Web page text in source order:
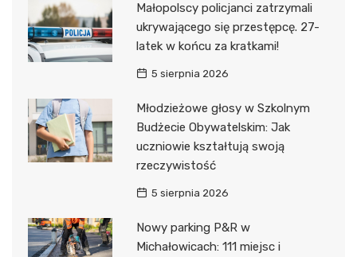
Małopolscy policjanci zatrzymali
ukrywającego się przestępcę. 27-
latek w końcu za kratkami!
5 sierpnia 2026
Młodzieżowe głosy w Szkolnym
Budżecie Obywatelskim: Jak
uczniowie kształtują swoją
rzeczywistość
5 sierpnia 2026
Nowy parking P&R w
Michałowicach: 111 miejsc i